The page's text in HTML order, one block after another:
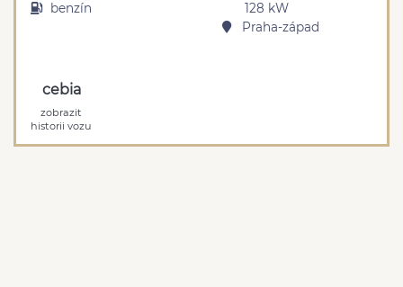
benzín
128 kW
Praha-západ
cebia
zobrazit
historii vozu